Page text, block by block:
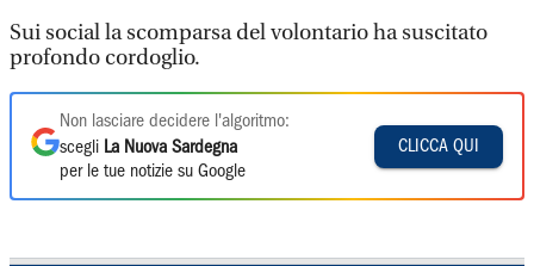
Sui social la scomparsa del volontario ha suscitato
profondo cordoglio.
Non lasciare decidere l'algoritmo:
scegli La Nuova Sardegna
per le tue notizie su Google
CLICCA QUI